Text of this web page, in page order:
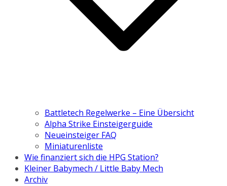
Battletech Regelwerke – Eine Übersicht
Alpha Strike Einsteigerguide
Neueinsteiger FAQ
Miniaturenliste
Wie finanziert sich die HPG Station?
Kleiner Babymech / Little Baby Mech
Archiv